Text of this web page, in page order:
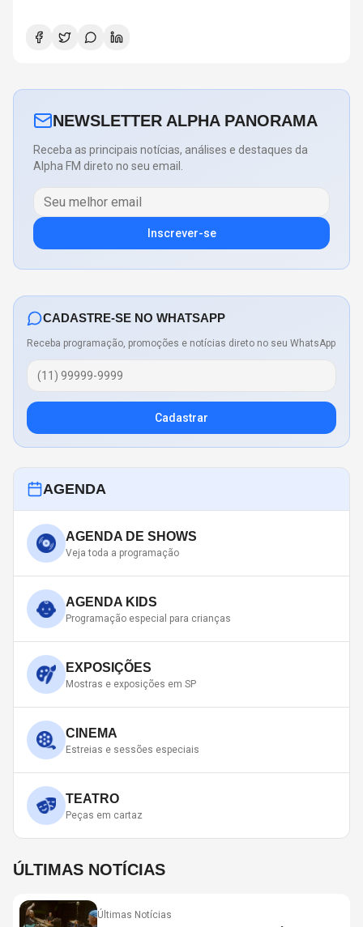
NEWSLETTER ALPHA PANORAMA
Receba as principais notícias, análises e destaques da
Alpha FM direto no seu email.
Inscrever-se
CADASTRE-SE NO WHATSAPP
Receba programação, promoções e notícias direto no seu WhatsApp
Cadastrar
AGENDA
AGENDA DE SHOWS
Veja toda a programação
AGENDA KIDS
Programação especial para crianças
EXPOSIÇÕES
Mostras e exposições em SP
CINEMA
Estreias e sessões especiais
TEATRO
Peças em cartaz
ÚLTIMAS NOTÍCIAS
Últimas Notícias